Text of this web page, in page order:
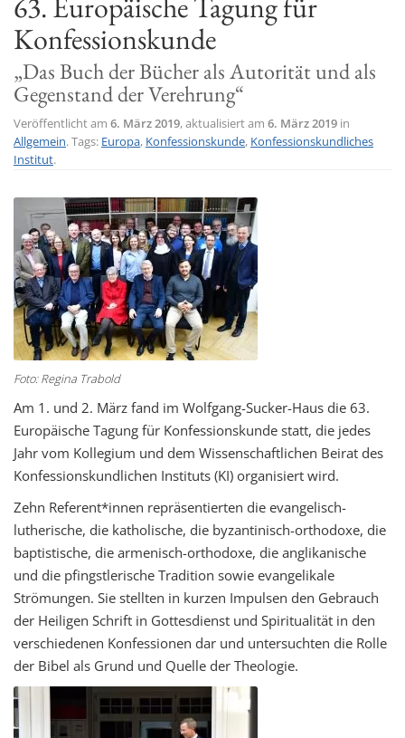
o
Konfessionskunde
„Das Buch der Bücher als Autorität und als
Gegenstand der Verehrung“
Veröffentlicht am 6. März 2019, aktualisiert am 6. März 2019 in
Allgemein. Tags: Europa, Konfessionskunde, Konfessionskundliches
Institut.
Foto: Regina Trabold
Am 1. und 2. März fand im Wolfgang-Sucker-Haus die 63.
Europäische Tagung für Konfessionskunde statt, die jedes
Jahr vom Kollegium und dem Wissenschaftlichen Beirat des
Konfessionskundlichen Instituts (KI) organisiert wird.
Zehn Referent*innen repräsentierten die evangelisch-
lutherische, die katholische, die byzantinisch-orthodoxe, die
baptistische, die armenisch-orthodoxe, die anglikanische
und die pfingstlerische Tradition sowie evangelikale
Strömungen. Sie stellten in kurzen Impulsen den Gebrauch
der Heiligen Schrift in Gottesdienst und Spiritualität in den
verschiedenen Konfessionen dar und untersuchten die Rolle
der Bibel als Grund und Quelle der Theologie.